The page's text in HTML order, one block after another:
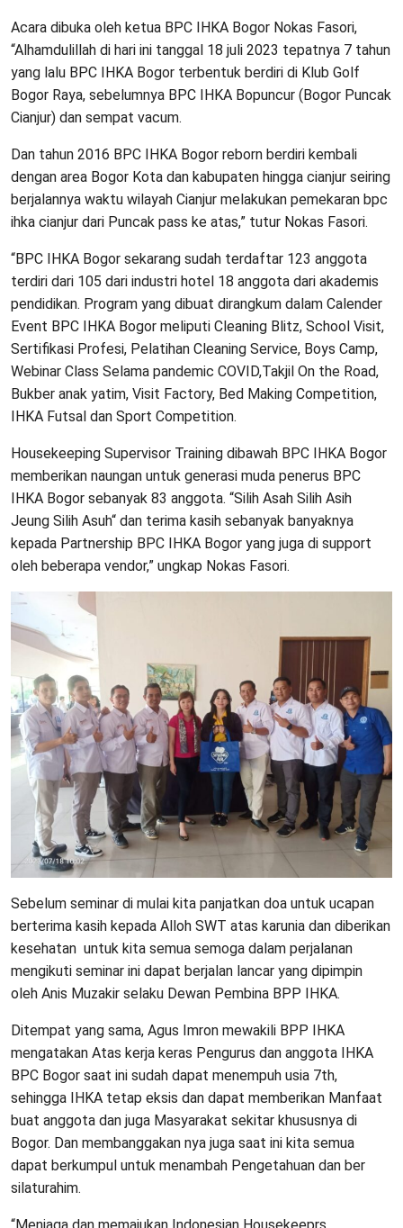
Acara dibuka oleh ketua BPC IHKA Bogor Nokas Fasori,
“Alhamdulillah di hari ini tanggal 18 juli 2023 tepatnya 7 tahun
yang lalu BPC IHKA Bogor terbentuk berdiri di Klub Golf
Bogor Raya, sebelumnya BPC IHKA Bopuncur (Bogor Puncak
Cianjur) dan sempat vacum.
Dan tahun 2016 BPC IHKA Bogor reborn berdiri kembali
dengan area Bogor Kota dan kabupaten hingga cianjur seiring
berjalannya waktu wilayah Cianjur melakukan pemekaran bpc
ihka cianjur dari Puncak pass ke atas,” tutur Nokas Fasori.
“BPC IHKA Bogor sekarang sudah terdaftar 123 anggota
terdiri dari 105 dari industri hotel 18 anggota dari akademis
pendidikan. Program yang dibuat dirangkum dalam Calender
Event BPC IHKA Bogor meliputi Cleaning Blitz, School Visit,
Sertifikasi Profesi, Pelatihan Cleaning Service, Boys Camp,
Webinar Class Selama pandemic COVID,Takjil On the Road,
Bukber anak yatim, Visit Factory, Bed Making Competition,
IHKA Futsal dan Sport Competition.
Housekeeping Supervisor Training dibawah BPC IHKA Bogor
memberikan naungan untuk generasi muda penerus BPC
IHKA Bogor sebanyak 83 anggota. “Silih Asah Silih Asih
Jeung Silih Asuh“ dan terima kasih sebanyak banyaknya
kepada Partnership BPC IHKA Bogor yang juga di support
oleh beberapa vendor,” ungkap Nokas Fasori.
Sebelum seminar di mulai kita panjatkan doa untuk ucapan
berterima kasih kepada Alloh SWT atas karunia dan diberikan
kesehatan untuk kita semua semoga dalam perjalanan
mengikuti seminar ini dapat berjalan lancar yang dipimpin
oleh Anis Muzakir selaku Dewan Pembina BPP IHKA.
Ditempat yang sama, Agus Imron mewakili BPP IHKA
mengatakan Atas kerja keras Pengurus dan anggota IHKA
BPC Bogor saat ini sudah dapat menempuh usia 7th,
sehingga IHKA tetap eksis dan dapat memberikan Manfaat
buat anggota dan juga Masyarakat sekitar khususnya di
Bogor. Dan membanggakan nya juga saat ini kita semua
dapat berkumpul untuk menambah Pengetahuan dan ber
silaturahim.